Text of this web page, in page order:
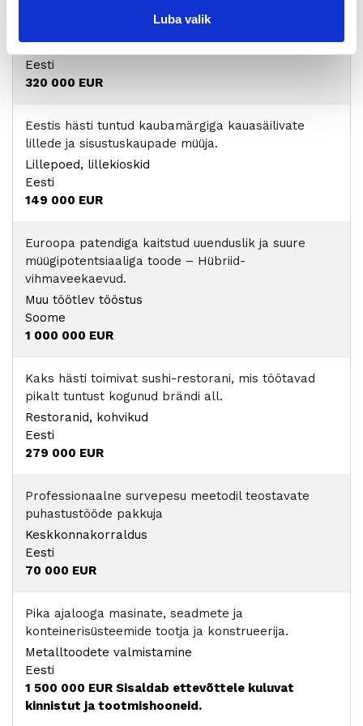
Luba valik
Messikorralduse täisteenuseid pakkuv ettevõte
Muu teenindusettevõte
Eesti
320 000 EUR
Eestis hästi tuntud kaubamärgiga kauasäilivate
lillede ja sisustuskaupade müüja.
Lillepoed, lillekioskid
Eesti
149 000 EUR
Euroopa patendiga kaitstud uuenduslik ja suure
müügipotentsiaaliga toode – Hübriid-
vihmaveekaevud.
Muu töötlev tööstus
Soome
1 000 000 EUR
Kaks hästi toimivat sushi-restorani, mis töötavad
pikalt tuntust kogunud brändi all.
Restoranid, kohvikud
Eesti
279 000 EUR
Professionaalne survepesu meetodil teostavate
puhastustööde pakkuja
Keskkonnakorraldus
Eesti
70 000 EUR
Pika ajalooga masinate, seadmete ja
konteinerisüsteemide tootja ja konstrueerija.
Metalltoodete valmistamine
Eesti
1 500 000 EUR Sisaldab ettevõttele kuluvat
kinnistut ja tootmishooneid.